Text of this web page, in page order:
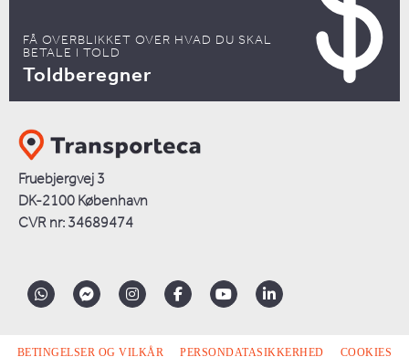
FÅ OVERBLIKKET OVER HVAD DU SKAL
BETALE I TOLD
Toldberegner
Fruebjergvej 3
DK-2100 København
CVR nr: 34689474
BETINGELSER OG VILKÅR PERSONDATASIKKERHED COOKIES